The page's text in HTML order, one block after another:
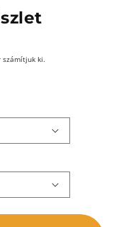
számítjuk ki.